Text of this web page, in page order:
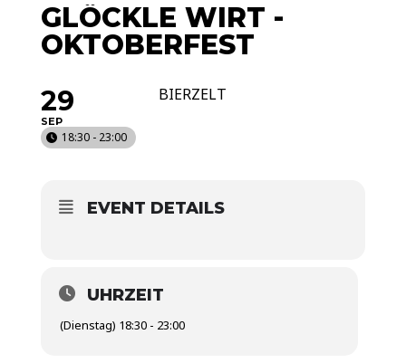
GLÖCKLE WIRT -
OKTOBERFEST
29
SEP
18:30 - 23:00
BIERZELT
EVENT DETAILS
UHRZEIT
(Dienstag) 18:30 - 23:00